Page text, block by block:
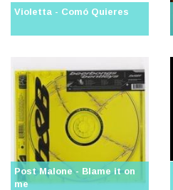
Violetta - Comó Quieres
Post Malone - Blame it on
me